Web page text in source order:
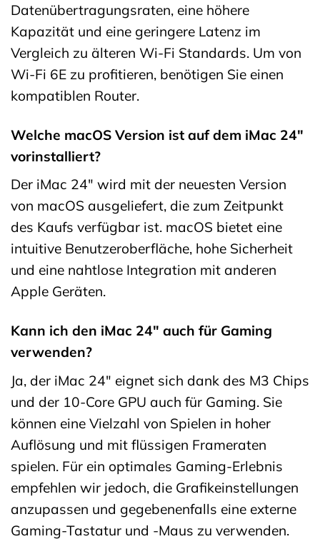
Datenübertragungsraten, eine höhere
Kapazität und eine geringere Latenz im
Vergleich zu älteren Wi-Fi Standards. Um von
Wi-Fi 6E zu profitieren, benötigen Sie einen
kompatiblen Router.
Welche macOS Version ist auf dem iMac 24″
vorinstalliert?
Der iMac 24″ wird mit der neuesten Version
von macOS ausgeliefert, die zum Zeitpunkt
des Kaufs verfügbar ist. macOS bietet eine
intuitive Benutzeroberfläche, hohe Sicherheit
und eine nahtlose Integration mit anderen
Apple Geräten.
Kann ich den iMac 24″ auch für Gaming
verwenden?
Ja, der iMac 24″ eignet sich dank des M3 Chips
und der 10-Core GPU auch für Gaming. Sie
können eine Vielzahl von Spielen in hoher
Auflösung und mit flüssigen Frameraten
spielen. Für ein optimales Gaming-Erlebnis
empfehlen wir jedoch, die Grafikeinstellungen
anzupassen und gegebenenfalls eine externe
Gaming-Tastatur und -Maus zu verwenden.